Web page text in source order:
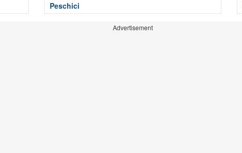
Peschici
Advertisement